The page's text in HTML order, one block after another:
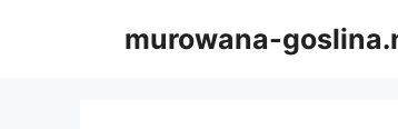
murowana-